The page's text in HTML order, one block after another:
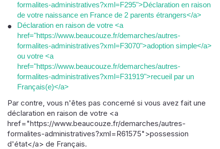
formalites-administratives?xml=F295">Déclaration en raison
de votre naissance en France de 2 parents étrangers</a>
Déclaration en raison de votre <a
href="https://www.beaucouze.fr/demarches/autres-
formalites-administratives?xml=F3070">adoption simple</a>
ou votre <a
href="https://www.beaucouze.fr/demarches/autres-
formalites-administratives?xml=F31919">recueil par un
Français(e)</a>
Par contre, vous n'êtes pas concerné si vous avez fait une
déclaration en raison de votre <a
href="https://www.beaucouze.fr/demarches/autres-
formalites-administratives?xml=R61575">possession
d'état</a> de Français.